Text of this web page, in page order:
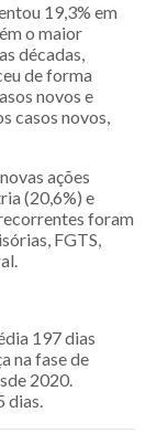
19,3% em
o maior
décadas,
de forma
novos e
casos novos,
ações
(20,6%) e
foram
FGTS,
197 dias
na fase de
2020.
dias.